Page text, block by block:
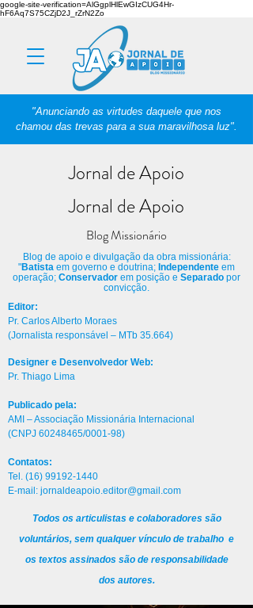
google-site-verification=AlGgplHlEwGIzCUG4Hr-
hF6Aq7S75CZjD2J_rZrN2Zo
"Anunciando as virtudes daquele que nos
chamou das trevas para a sua maravilhosa luz".
Jornal de Apoio
Jornal de Apoio
Blog Missionário
Blog de apoio e divulgação da obra missionária:
"Batista em governo e doutrina; Independente em
operação; Conservador em posição e Separado por
convicção.
Editor:
Pr. Carlos Alberto Moraes
(Jornalista responsável – MTb 35.664)
Designer e Desenvolvedor Web:
Pr. Thiago Lima
Publicado pela:
AMI – Associação Missionária Internacional
(CNPJ 60248465/0001-98)
Contatos:
Tel. (16) 99192-1440
E-mail: jornaldeapoio.editor@gmail.com
Todos os articulistas e colaboradores são
voluntários, sem qualquer vínculo de trabalho e
os textos assinados são de responsabilidade
dos autores.